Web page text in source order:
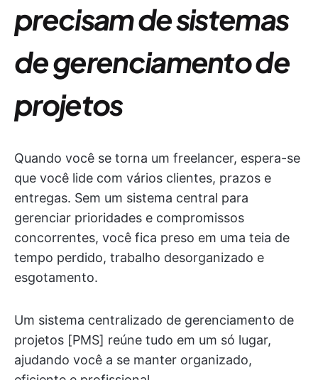
precisam de sistemas
de gerenciamento de
projetos
Quando você se torna um freelancer, espera-se
que você lide com vários clientes, prazos e
entregas. Sem um sistema central para
gerenciar prioridades e compromissos
concorrentes, você fica preso em uma teia de
tempo perdido, trabalho desorganizado e
esgotamento.
Um sistema centralizado de gerenciamento de
projetos [PMS] reúne tudo em um só lugar,
ajudando você a se manter organizado,